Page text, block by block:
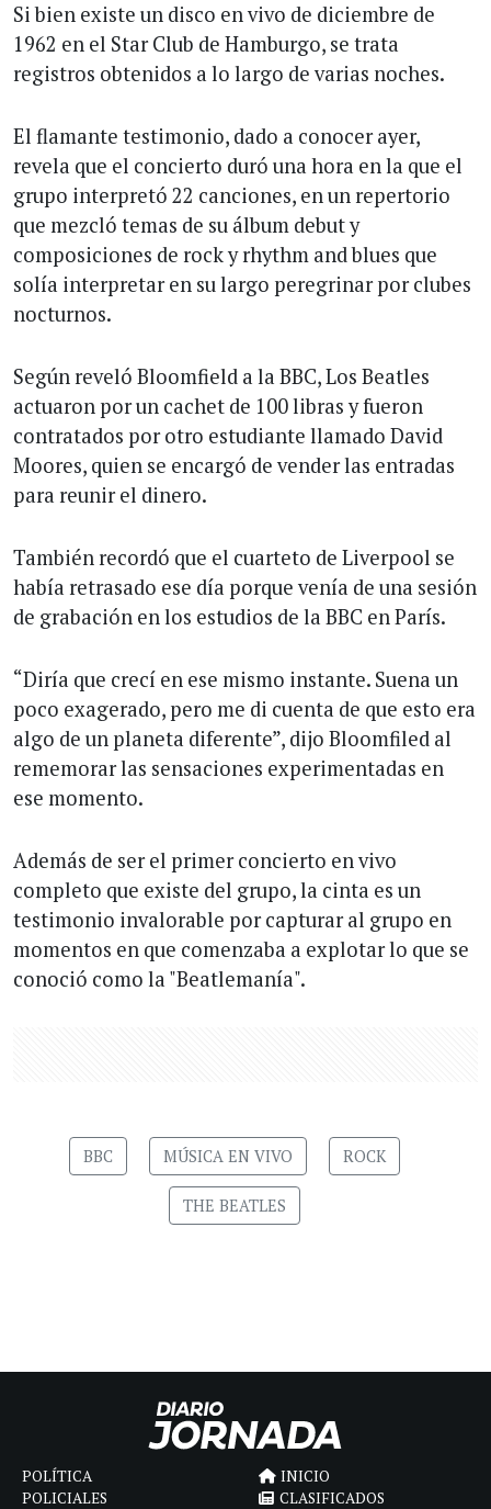
Si bien existe un disco en vivo de diciembre de
1962 en el Star Club de Hamburgo, se trata
registros obtenidos a lo largo de varias noches.
El flamante testimonio, dado a conocer ayer,
revela que el concierto duró una hora en la que el
grupo interpretó 22 canciones, en un repertorio
que mezcló temas de su álbum debut y
composiciones de rock y rhythm and blues que
solía interpretar en su largo peregrinar por clubes
nocturnos.
Según reveló Bloomfield a la BBC, Los Beatles
actuaron por un cachet de 100 libras y fueron
contratados por otro estudiante llamado David
Moores, quien se encargó de vender las entradas
para reunir el dinero.
También recordó que el cuarteto de Liverpool se
había retrasado ese día porque venía de una sesión
de grabación en los estudios de la BBC en París.
“Diría que crecí en ese mismo instante. Suena un
poco exagerado, pero me di cuenta de que esto era
algo de un planeta diferente”, dijo Bloomfiled al
rememorar las sensaciones experimentadas en
ese momento.
Además de ser el primer concierto en vivo
completo que existe del grupo, la cinta es un
testimonio invalorable por capturar al grupo en
momentos en que comenzaba a explotar lo que se
conoció como la "Beatlemanía".
BBC MÚSICA EN VIVO ROCK
THE BEATLES
POLÍTICA
POLICIALES
INICIO
CLASIFICADOS